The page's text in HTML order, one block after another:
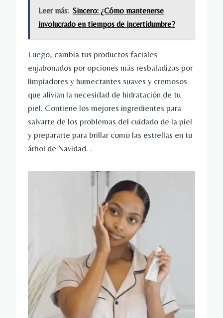
Leer más: Sincero: ¿Cómo mantenerse
involucrado en tiempos de incertidumbre?
Luego, cambia tus productos faciales
enjabonados por opciones más resbaladizas por
limpiadores y humectantes suaves y cremosos
que alivian la necesidad de hidratación de tu
piel. Contiene los mejores ingredientes para
salvarte de los problemas del cuidado de la piel
y prepararte para brillar como las estrellas en tu
árbol de Navidad. .